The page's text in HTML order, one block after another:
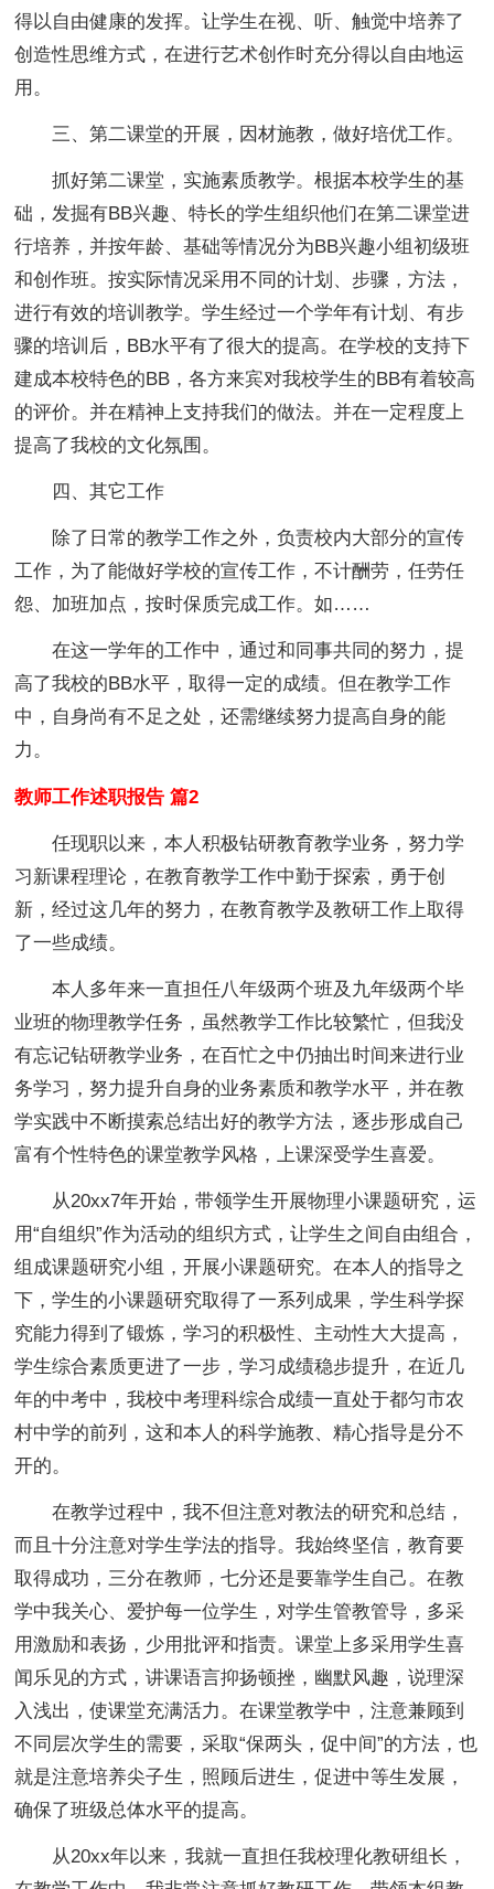
得以自由健康的发挥。让学生在视、听、触觉中培养了
创造性思维方式，在进行艺术创作时充分得以自由地运
用。
三、第二课堂的开展，因材施教，做好培优工作。
抓好第二课堂，实施素质教学。根据本校学生的基
础，发掘有BB兴趣、特长的学生组织他们在第二课堂进
行培养，并按年龄、基础等情况分为BB兴趣小组初级班
和创作班。按实际情况采用不同的计划、步骤，方法，
进行有效的培训教学。学生经过一个学年有计划、有步
骤的培训后，BB水平有了很大的提高。在学校的支持下
建成本校特色的BB，各方来宾对我校学生的BB有着较高
的评价。并在精神上支持我们的做法。并在一定程度上
提高了我校的文化氛围。
四、其它工作
除了日常的教学工作之外，负责校内大部分的宣传
工作，为了能做好学校的宣传工作，不计酬劳，任劳任
怨、加班加点，按时保质完成工作。如……
在这一学年的工作中，通过和同事共同的努力，提
高了我校的BB水平，取得一定的成绩。但在教学工作
中，自身尚有不足之处，还需继续努力提高自身的能
力。
教师工作述职报告 篇2
任现职以来，本人积极钻研教育教学业务，努力学
习新课程理论，在教育教学工作中勤于探索，勇于创
新，经过这几年的努力，在教育教学及教研工作上取得
了一些成绩。
本人多年来一直担任八年级两个班及九年级两个毕
业班的物理教学任务，虽然教学工作比较繁忙，但我没
有忘记钻研教学业务，在百忙之中仍抽出时间来进行业
务学习，努力提升自身的业务素质和教学水平，并在教
学实践中不断摸索总结出好的教学方法，逐步形成自己
富有个性特色的课堂教学风格，上课深受学生喜爱。
从20xx7年开始，带领学生开展物理小课题研究，运
用“自组织”作为活动的组织方式，让学生之间自由组合，
组成课题研究小组，开展小课题研究。在本人的指导之
下，学生的小课题研究取得了一系列成果，学生科学探
究能力得到了锻炼，学习的积极性、主动性大大提高，
学生综合素质更进了一步，学习成绩稳步提升，在近几
年的中考中，我校中考理科综合成绩一直处于都匀市农
村中学的前列，这和本人的科学施教、精心指导是分不
开的。
在教学过程中，我不但注意对教法的研究和总结，
而且十分注意对学生学法的指导。我始终坚信，教育要
取得成功，三分在教师，七分还是要靠学生自己。在教
学中我关心、爱护每一位学生，对学生管教管导，多采
用激励和表扬，少用批评和指责。课堂上多采用学生喜
闻乐见的方式，讲课语言抑扬顿挫，幽默风趣，说理深
入浅出，使课堂充满活力。在课堂教学中，注意兼顾到
不同层次学生的需要，采取“保两头，促中间”的方法，也
就是注意培养尖子生，照顾后进生，促进中等生发展，
确保了班级总体水平的提高。
从20xx年以来，我就一直担任我校理化教研组长，